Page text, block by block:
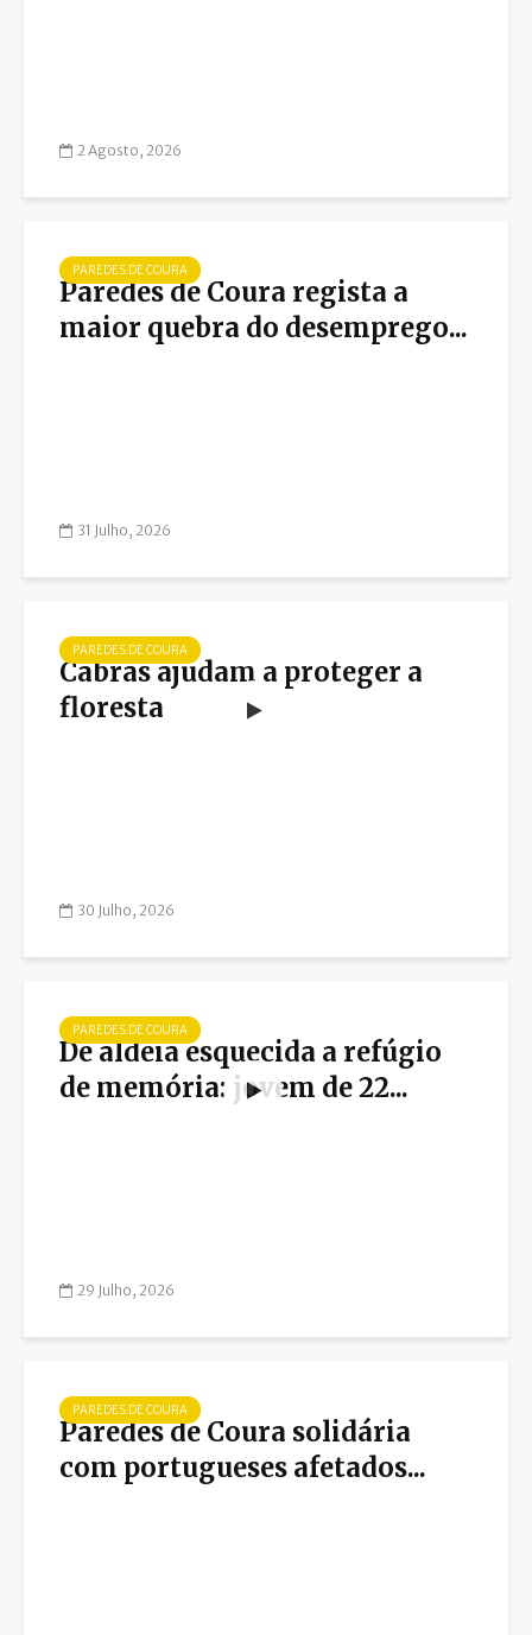
2 Agosto, 2026
PAREDES DE COURA
Paredes de Coura regista a
maior quebra do desemprego...
31 Julho, 2026
PAREDES DE COURA
Cabras ajudam a proteger a
floresta
30 Julho, 2026
PAREDES DE COURA
De aldeia esquecida a refúgio
de memória: jovem de 22...
29 Julho, 2026
PAREDES DE COURA
Paredes de Coura solidária
com portugueses afetados...